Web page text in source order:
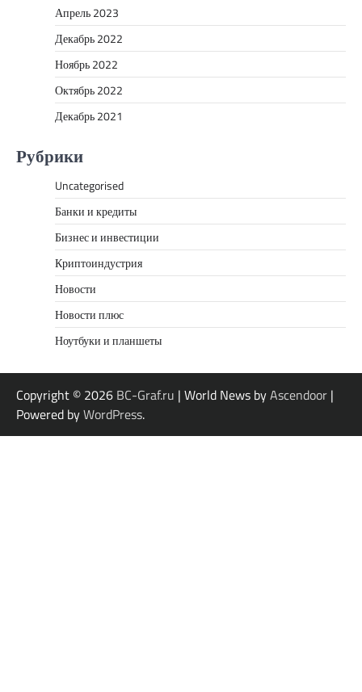
Апрель 2023
Декабрь 2022
Ноябрь 2022
Октябрь 2022
Декабрь 2021
Рубрики
Uncategorised
Банки и кредиты
Бизнес и инвестиции
Криптоиндустрия
Новости
Новости плюс
Ноутбуки и планшеты
Copyright © 2026 BC-Graf.ru | World News byAscendoor |
Powered byWordPress.